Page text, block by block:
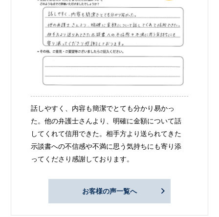
話しやすく、内容も簡潔でとても分かり易かっ
た。他の弁護士さんより、明確に金額について話
してくれて信用できた。相手方より送られてきた
示談書への不信感や不満に思う気持ちにも寄り添
ってくださり感謝しております。
お客様の声一覧へ